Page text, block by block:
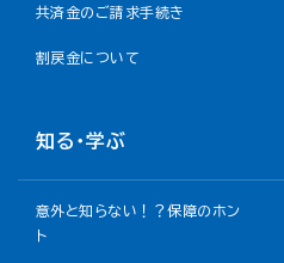
共済金のご請求手続き
割戻金について​
知る・学ぶ
意外と知らない！？保障のホン
ト